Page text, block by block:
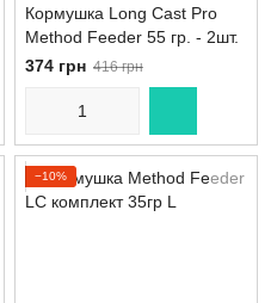
Кормушка Long Cast Pro
Method Feeder 55 гр. - 2шт.
374 грн 416 грн
−10%